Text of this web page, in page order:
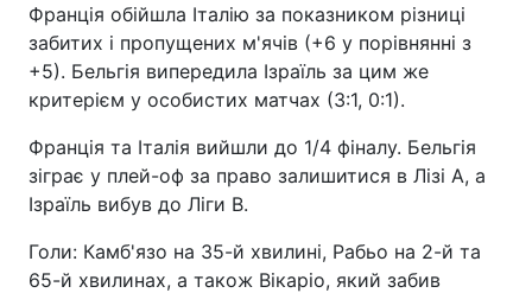
Франція обійшла Італію за показником різниці
забитих і пропущених м'ячів (+6 у порівнянні з
+5). Бельгія випередила Ізраїль за цим же
критерієм у особистих матчах (3:1, 0:1).
Франція та Італія вийшли до 1/4 фіналу. Бельгія
зіграє у плей-оф за право залишитися в Лізі A, а
Ізраїль вибув до Ліги B.
Голи: Камб'язо на 35-й хвилині, Рабьо на 2-й та
65-й хвилинах, а також Вікаріо, який забив